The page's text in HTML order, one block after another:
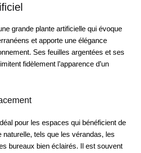
grande plante artificielle qui évoque
et apporte une élégance
Ses feuilles argentées et ses
fidèlement l’apparence d’un
pour les espaces qui bénéficient de
naturelle, tels que les vérandas, les
bureaux bien éclairés. Il est souvent